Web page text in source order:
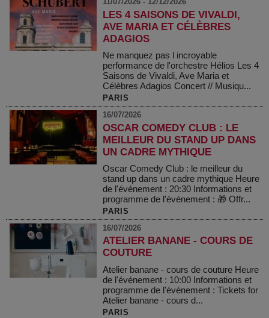
LES 4 SAISONS DE VIVALDI,
AVE MARIA ET CÉLÈBRES
ADAGIOS
Ne manquez pas l incroyable
performance de l'orchestre Hélios Les 4
Saisons de Vivaldi, Ave Maria et
Célèbres Adagios Concert // Musiqu...
PARIS
16/07/2026
OSCAR COMEDY CLUB : LE
MEILLEUR DU STAND UP DANS
UN CADRE MYTHIQUE
Oscar Comedy Club : le meilleur du
stand up dans un cadre mythique Heure
de l'événement : 20:30 Informations et
programme de l'événement : 🎁 Offr...
PARIS
16/07/2026
ATELIER BANANE - COURS DE
COUTURE
Atelier banane - cours de couture Heure
de l'événement : 10:00 Informations et
programme de l'événement : Tickets for
Atelier banane - cours d...
PARIS